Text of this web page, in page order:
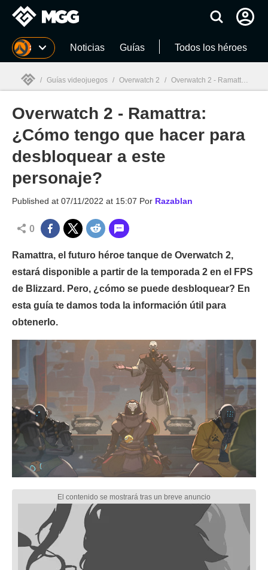
MGG Noticias Guías Todos los héroes
MGG
/ Guías videojuegos / Overwatch 2 / Overwatch 2 - Ramattra: ¿Cómo tengo que hacer para desbloquear a este personaje?
Overwatch 2 - Ramattra:
¿Cómo tengo que hacer para
desbloquear a este
personaje?
Published at 07/11/2022 at 15:07 Por Razablan
0
Ramattra, el futuro héroe tanque de Overwatch 2,
estará disponible a partir de la temporada 2 en el FPS
de Blizzard. Pero, ¿cómo se puede desbloquear? En
esta guía te damos toda la información útil para
obtenerlo.